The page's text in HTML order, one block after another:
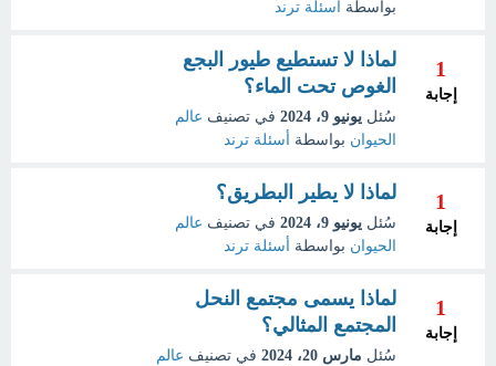
بواسطة
اسئلة ترند
1
إجابة
لماذا لا تستطيع طيور البجع
الغوص تحت الماء؟
سُئل يونيو 9، 2024 في تصنيف عالم
الحيوان بواسطة أسئلة ترند
1
إجابة
لماذا لا يطير البطريق؟
سُئل يونيو 9، 2024 في تصنيف عالم
الحيوان بواسطة أسئلة ترند
1
إجابة
لماذا يسمى مجتمع النحل
المجتمع المثالي؟
سُئل مارس 20، 2024 في تصنيف عالم